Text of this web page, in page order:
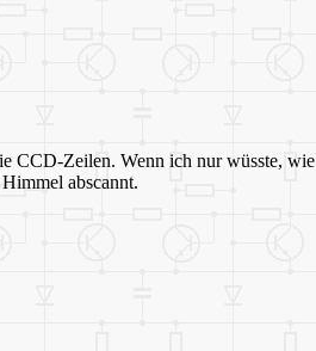
CCD-Zeilen. Wenn ich nur wüsste,
abscannt.